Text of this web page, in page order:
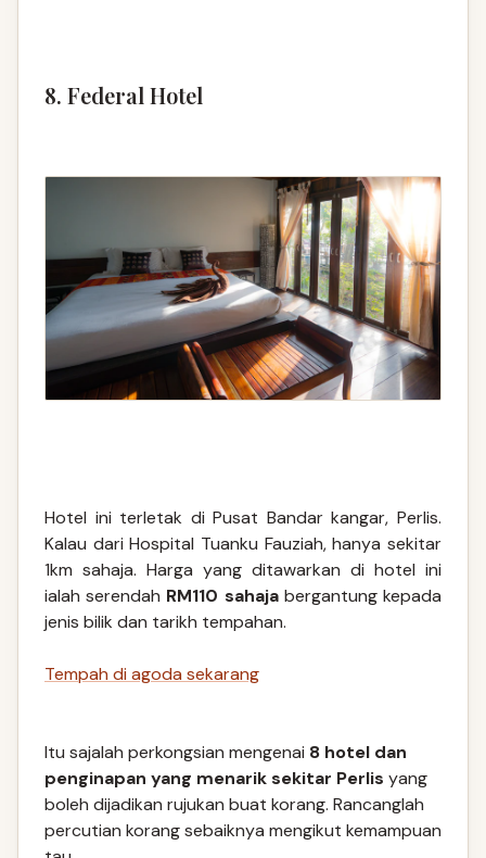
8. Federal Hotel
Hotel ini terletak di Pusat Bandar kangar, Perlis.
Kalau dari Hospital Tuanku Fauziah, hanya sekitar
1km sahaja. Harga yang ditawarkan di hotel ini
ialah serendah RM110 sahaja bergantung kepada
jenis bilik dan tarikh tempahan.
Tempah di agoda sekarang
Itu sajalah perkongsian mengenai 8 hotel dan
penginapan yang menarik sekitar Perlis yang
boleh dijadikan rujukan buat korang. Rancanglah
percutian korang sebaiknya mengikut kemampuan